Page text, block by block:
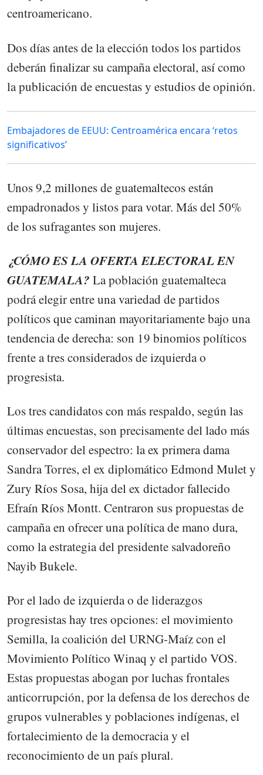
centroamericano.
Dos días antes de la elección todos los partidos
deberán finalizar su campaña electoral, así como
la publicación de encuestas y estudios de opinión.
Embajadores de EEUU: Centroamérica encara ‘retos
significativos’
Unos 9,2 millones de guatemaltecos están
empadronados y listos para votar. Más del 50%
de los sufragantes son mujeres.
¿CÓMO ES LA OFERTA ELECTORAL EN
GUATEMALA? La población guatemalteca
podrá elegir entre una variedad de partidos
políticos que caminan mayoritariamente bajo una
tendencia de derecha: son 19 binomios políticos
frente a tres considerados de izquierda o
progresista.
Los tres candidatos con más respaldo, según las
últimas encuestas, son precisamente del lado más
conservador del espectro: la ex primera dama
Sandra Torres, el ex diplomático Edmond Mulet y
Zury Ríos Sosa, hija del ex dictador fallecido
Efraín Ríos Montt. Centraron sus propuestas de
campaña en ofrecer una política de mano dura,
como la estrategia del presidente salvadoreño
Nayib Bukele.
Por el lado de izquierda o de liderazgos
progresistas hay tres opciones: el movimiento
Semilla, la coalición del URNG-Maíz con el
Movimiento Político Winaq y el partido VOS.
Estas propuestas abogan por luchas frontales
anticorrupción, por la defensa de los derechos de
grupos vulnerables y poblaciones indígenas, el
fortalecimiento de la democracia y el
reconocimiento de un país plural.